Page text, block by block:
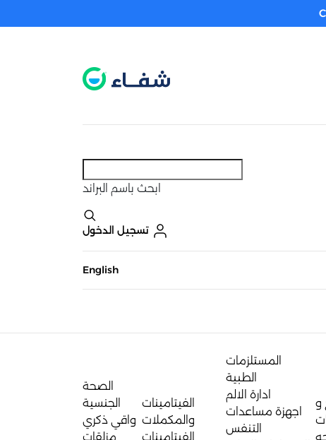
ابحث باسم البراند
تسجيل الدخول
English
و
المستلزمات
الطبية
ادارة الالم
اجهزة مساعدات
التنفس
الفيتامينات
والمكملات
الفيتامينات
الصحة
الجنسية
واقي ذكري
مزلقات